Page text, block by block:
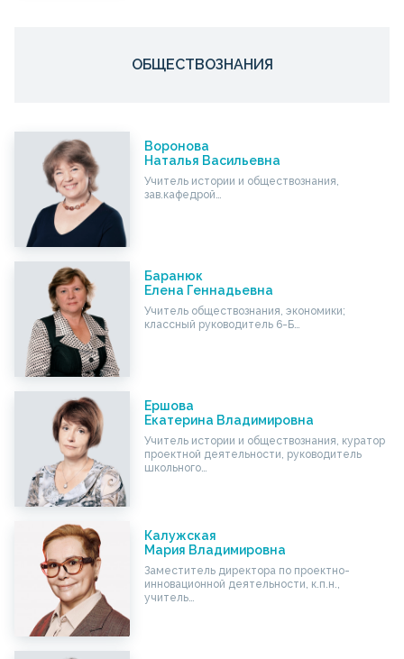
ОБЩЕСТВОЗНАНИЯ
Воронова
Наталья Васильевна
Учитель истории и обществознания,
зав.кафедрой…
Баранюк
Елена Геннадьевна
Учитель обществознания, экономики;
классный руководитель 6-Б…
Ершова
Екатерина Владимировна
Учитель истории и обществознания, куратор
проектной деятельности, руководитель
школьного…
Калужская
Мария Владимировна
Заместитель директора по проектно-
инновационной деятельности, к.п.н.,
учитель…